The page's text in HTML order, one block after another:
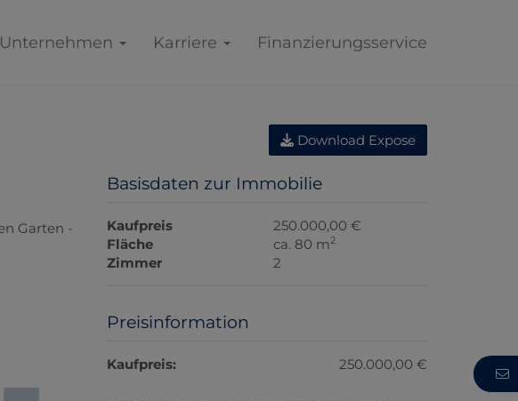
Unternehmen Karriere Finanzierungsservice
Download Expose
Basisdaten zur Immobilie
Kaufpreis
250.000,00 €
Fläche
ca. 80 m2
Zimmer 2
Preisinformation
Kaufpreis: 250.000,00 €